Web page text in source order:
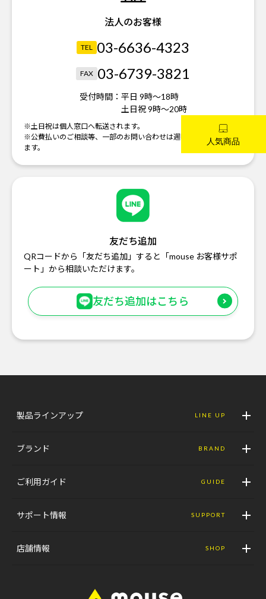
法人のお客様
TEL 03-6636-4323
FAX 03-6739-3821
受付時間： 平日 9時～18時
土日祝 9時～20時
※土日祝は個人窓口へ転送されます。
※公費払いのご相談等、一部のお問い合わせは週明けの対応になり
ます。
友だち追加
QRコードから「友だち追加」すると「mouse お客様サポ
ート」から相談いただけます。
友だち追加はこちら
製品ラインアップ LINE UP
ブランド BRAND
ご利用ガイド GUIDE
サポート情報 SUPPORT
店舗情報 SHOP